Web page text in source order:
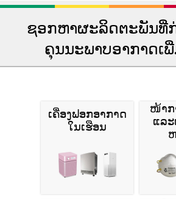
ຊອກຫາຜະລິດຕະພັນທີ່
ຄຸນນະພາບອາກາດເ
ເຄື່ອງຟອກອາກາດ
ໃນເຮືອນ
ໜ້າກ
ແລະ